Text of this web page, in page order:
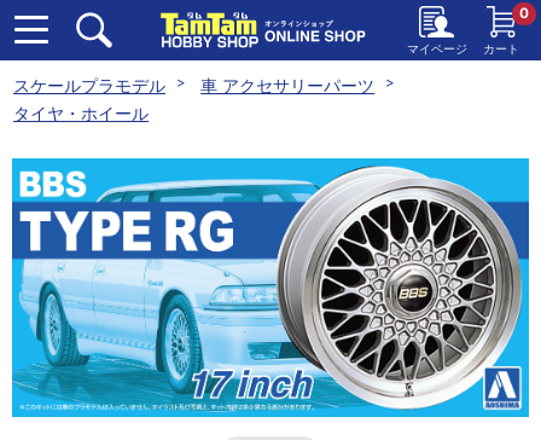
マイページ カート
0
スケールプラモデル
車 アクセサリーパーツ
タイヤ・ホイール